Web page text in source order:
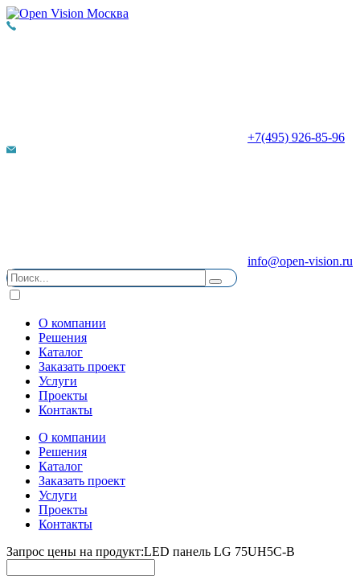
+7(495) 926-85-96
info@open-vision.ru
О компании
Решения
Каталог
Заказать проект
Услуги
Проекты
Контакты
О компании
Решения
Каталог
Заказать проект
Услуги
Проекты
Контакты
Запрос цены на продукт:LED панель LG 75UH5C-B